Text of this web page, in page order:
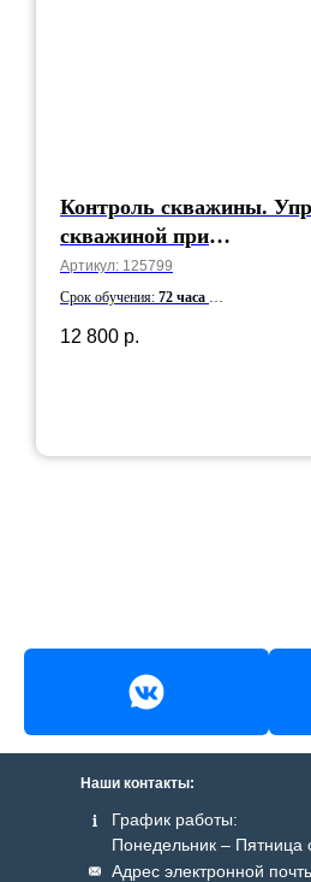
Контроль скважины.
скважиной при
Артикул: 125799
Срок обучения: 72 часа
12 800 р.
Наши контакты:
График работы:
Понедельник – Пятница
Адрес электронной